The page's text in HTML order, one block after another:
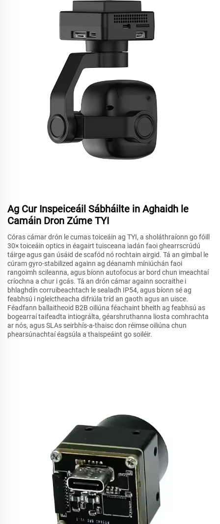
Ag Cur Inspeiceáil Sábháilte in Aghaidh le
Camáin Dron Zúme TYI
Córas cámar drón le cumas toiceáin ag TYI, a sholáthraíonn go fóill
30× toiceáin optics in éagairt tuisceana iadán faoi ghearrscrúdú
táirge agus gan úsáid de scafód nó rochtain airgid. Tá an gimbal le
cúram gyro-stabilized againn ag déanamh míniúchán faoi
rangoimh scileanna, agus bíonn autofocus ar bord chun imeachtaí
críochna a chur i gcás. Tá an drón cámar againn socraithe i
bhlaghdín corruibeachtach le sealadh IP54, agus bíonn sé ag
feabhsú i ngleictheacha difriúla tríd an gaoth agus an uisce.
Féadfann ballaitheoid B2B oiliúna féachaint bheith ag feabhsú as
bogearraí taifeadta intiográlta, géarshruthanna liosta comhrachta
ar nós, agus SLAs seirbhís-a-thaisc don réimse oiliúna chun
phearsúnachtaí éagsúla a thaispeáint go soiléir.